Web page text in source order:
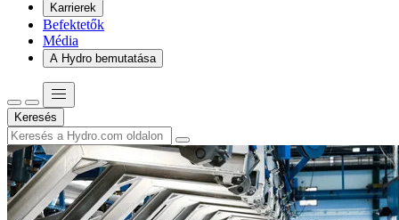
Karrierek
Befektetők
Média
A Hydro bemutatása
Keresés